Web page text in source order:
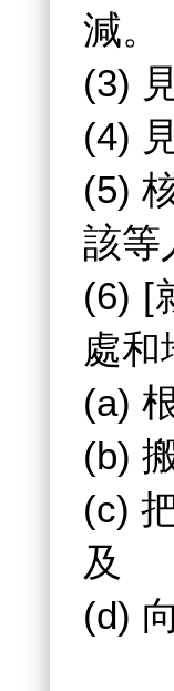
減。
(3)
(4)
(5)
該等
(6) [
處和
(a)
(b)
(c)
及
(d)